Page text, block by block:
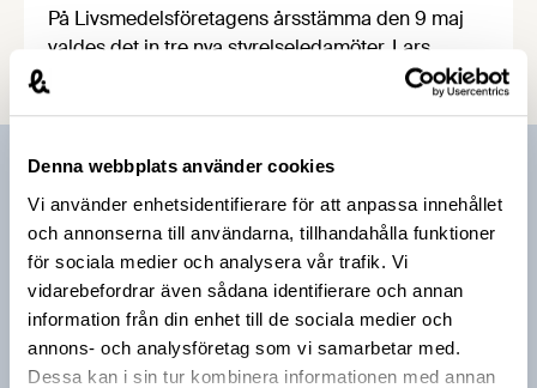
Denna webbplats använder cookies
Vi använder enhetsidentifierare för att anpassa innehållet
och annonserna till användarna, tillhandahålla funktioner
för sociala medier och analysera vår trafik. Vi
vidarebefordrar även sådana identifierare och annan
information från din enhet till de sociala medier och
annons- och analysföretag som vi samarbetar med.
Dessa kan i sin tur kombinera informationen med annan
På Livsmedelsföretagens årsstämma den 9 maj
valdes det in tre nya styrelseledamöter. Lars
Appelqvist, vd för Löfbergs, blev omvald som
ordförande.
Prenumerera på vårt nyhetsbrev
Vårt nyhetsbrev kommer ut 3-4 gånger i månaden och
riktar sig till alla med ett intresse för
livsmedelsföretagande och den svenska
livsmedelsbranschen. När du anmäler dig till vårt
nyhetsbrev godkänner du Livsmedelsföretagens
hantering av personuppgifter.